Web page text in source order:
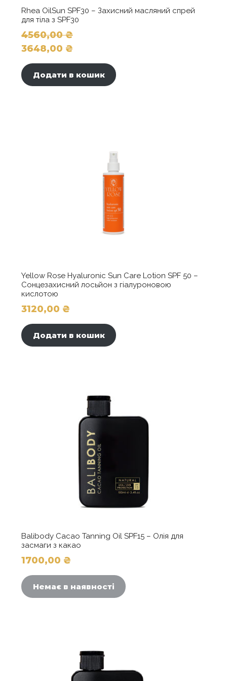
Rhea OilSun SPF30 – Захисний масляний спрей
для тіла з SPF30
4560,00₴
Оригінальна
4560,00 ₴.
3648,00 ₴
ціна:
3648,00 ₴.
Додати в кошик
Yellow Rose Hyaluronic Sun Care Lotion SPF 50 –
Сонцезахисний лосьйон з гіалуроновою
кислотою
3120,00 ₴
Додати в кошик
Balibody Cacao Tanning Oil SPF15 – Олія для
засмаги з какао
1700,00 ₴
Немає в наявності